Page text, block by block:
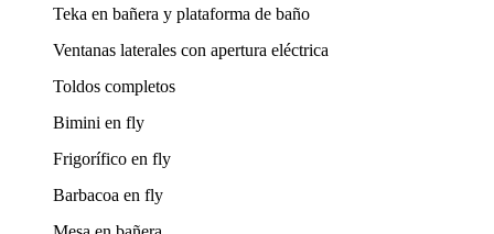
Teka en bañera y plataforma de baño
Ventanas laterales con apertura eléctrica
Toldos completos
Bimini en fly
Frigorífico en fly
Barbacoa en fly